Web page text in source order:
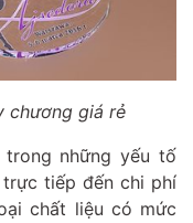
chương giá rẻ
những yếu tố
tiếp đến chi phí
chất liệu có mức